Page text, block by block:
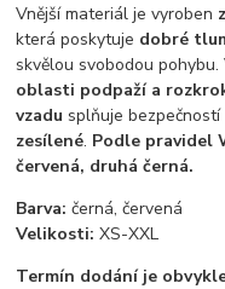
Vnější materiál je vyroben
která poskytuje dobré
skvělou svobodou pohybu.
oblasti podpaží a
vzadu splňuje bezpečností
zesílené. Podle pravidel
červená, druhá černá.
Barva: černá, červená
Velikosti: XS-XXL
Termín dodání je